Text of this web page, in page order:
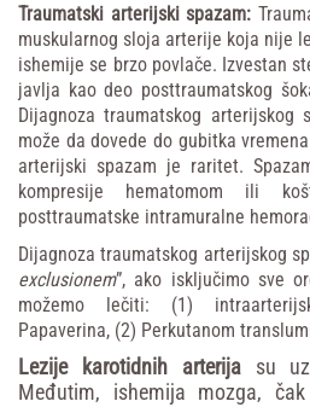
Traumatski arterijski spazam:
muskularnog sloja arterije koja nije
ishemije se brzo povlače. Izvestan
javlja kao deo posttraumatskog
Dijagnoza traumatskog arterijskog
može da dovede do gubitka vremena
arterijski spazam je raritet.
kompresije
hematomom ili
posttraumatske intramuralne
Dijagnoza traumatskog arterijskog
exclusionem”, ako isključimo sve
možemo
lečiti: (1)
Papaverina, (2) Perkutanom
Lezije karotidnih arterija su
Međutim,
ishemija mozga, čak